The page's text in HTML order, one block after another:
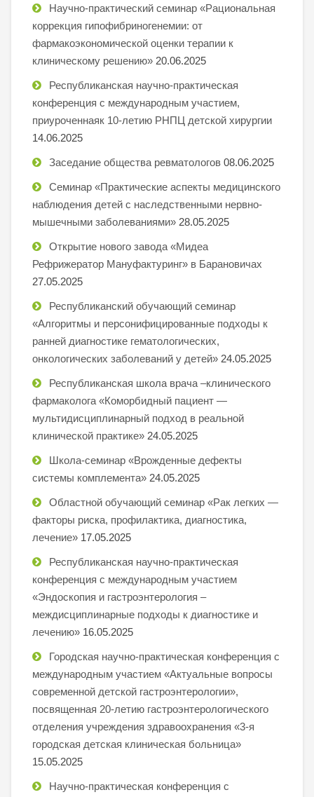
Научно-практический семинар «Рациональная
коррекция гипофибриногенемии: от
фармакоэкономической оценки терапии к
клиническому решению» 20.06.2025
Республиканская научно-практическая
конференция с международным участием,
приуроченнаяк 10-летию РНПЦ детской хирургии
14.06.2025
Заседание общества ревматологов 08.06.2025
Семинар «Практические аспекты медицинского
наблюдения детей с наследственными нервно-
мышечными заболеваниями» 28.05.2025
Открытие нового завода «Мидеа
Рефрижератор Мануфактуринг» в Барановичах
27.05.2025
Республиканский обучающий семинар
«Алгоритмы и персонифицированные подходы к
ранней диагностике гематологических,
онкологических заболеваний у детей» 24.05.2025
Республиканская школа врача –клинического
фармаколога «Коморбидный пациент —
мультидисциплинарный подход в реальной
клинической практике» 24.05.2025
Школа-семинар «Врожденные дефекты
системы комплемента» 24.05.2025
Областной обучающий семинар «Рак легких —
факторы риска, профилактика, диагностика,
лечение» 17.05.2025
Республиканская научно-практическая
конференция с международным участием
«Эндоскопия и гастроэнтерология –
междисциплинарные подходы к диагностике и
лечению» 16.05.2025
Городская научно-практическая конференция с
международным участием «Актуальные вопросы
современной детской гастроэнтерологии»,
посвященная 20-летию гастроэнтерологического
отделения учреждения здравоохранения «3-я
городская детская клиническая больница»
15.05.2025
Научно-практическая конференция с